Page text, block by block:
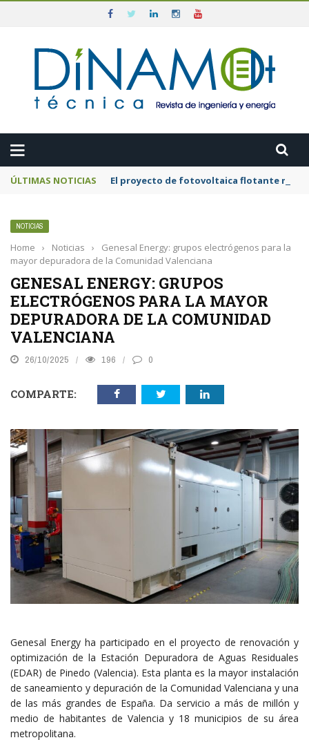
ÚLTIMAS NOTICIAS El proyecto de fotovoltaica flotante
NOTICIAS
Home › Noticias ›
Genesal Energy: grupos electrógenos para la
mayor depuradora de la Comunidad Valenciana
GENESAL ENERGY: GRUPOS
ELECTRÓGENOS PARA LA MAYOR
DEPURADORA DE LA COMUNIDAD
VALENCIANA
26/10/2025 196 0
COMPARTE:
Genesal Energy ha participado en el proyecto de renovación y
optimización de la Estación Depuradora de Aguas Residuales
(EDAR) de Pinedo (Valencia). Esta planta es la mayor instalación
de saneamiento y depuración de la Comunidad Valenciana y una
de las más grandes de España. Da servicio a más de millón y
medio de habitantes de Valencia y 18 municipios de su área
metropolitana.